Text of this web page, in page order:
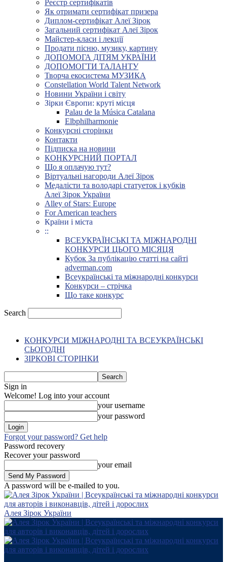
Реєстр сертифікатів
Як отримати сертифікат призера
Диплом-сертифікат Алеї Зірок
Загальний сертифікат Алеї Зірок
Майстер-класи і лекції
Продати пісню, музику, картину
ДОПОМОГА ДІТЯМ УКРАЇНИ
ДОПОМОГТИ ТАЛАНТУ
Творча екосистема МУЗИКА
Constellation World Talent Network
Новини України і світу
Зірки Європи: круті місця
Palau de la Música Catalana
Elbphilharmonie
Конкурсні сторінки
Контакти
Підписка на новини
КОНКУРСНИЙ ПОРТАЛ
Що я оплачую тут?
Віртуальні нагороди Алеї Зірок
Медалісти та володарі статуеток і кубків
Алеї Зірок України
Alley of Stars: Europe
For American teachers
Країни і міста
::
ВСЕУКРАЇНСЬКІ ТА МІЖНАРОДНІ
КОНКУРСИ ЦЬОГО МІСЯЦЯ
Кубок За публікацію статті на сайті
adverman.com
Всеукраїнські та міжнародні конкурси
Конкурси – стрічка
Що таке конкурс
Search
КОНКУРСИ МІЖНАРОДНІ ТА ВСЕУКРАЇНСЬКІ
СЬОГОДНІ
ЗІРКОВІ СТОРІНКИ
Sign in
Welcome! Log into your account
your username
your password
Forgot your password? Get help
Password recovery
Recover your password
your email
A password will be e-mailed to you.
Алея Зірок України